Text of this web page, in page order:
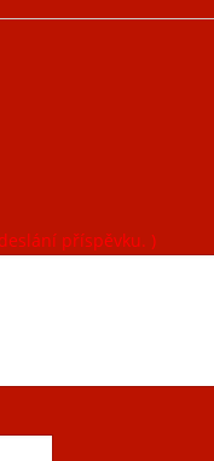
příspěvku. )